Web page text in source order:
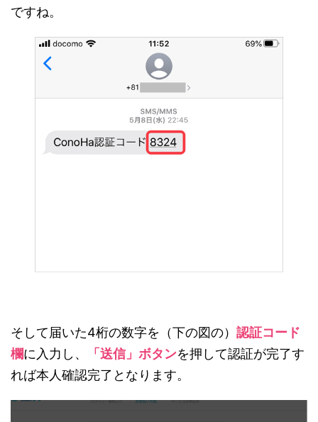
ですね。
そして届いた4桁の数字を（下の図の） 認証コード
欄に入力し、 「送信」ボタンを押して認証が完了す
れば本人確認完了となります。